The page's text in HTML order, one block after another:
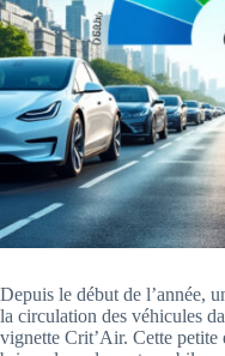
Depuis le début de l’année,
la circulation des véhicules
vignette Crit’Air. Cette petite